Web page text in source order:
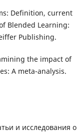
Definition, current
Blended Learning:
Publishing.
the impact of
A meta-analysis.
и исследования о